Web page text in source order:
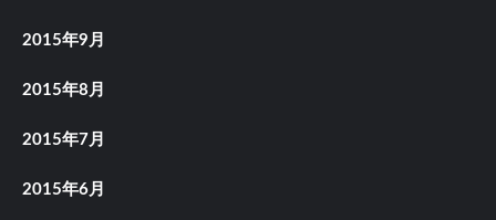
2015年9月
2015年8月
2015年7月
2015年6月